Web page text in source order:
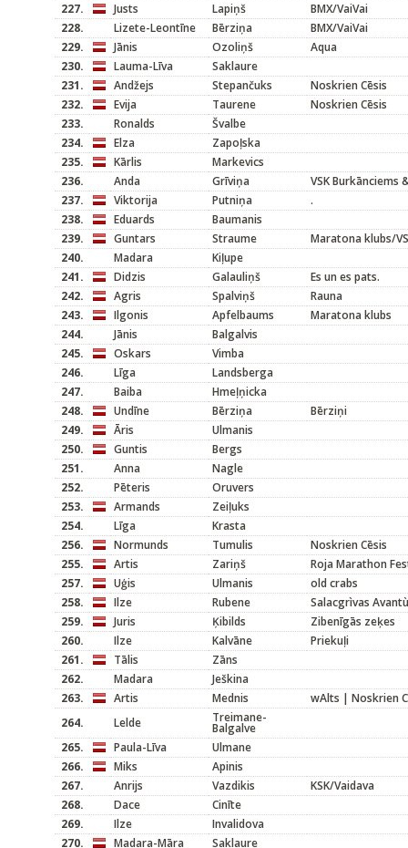
227.
Justs Lapiņš
BMX/VaiVai
228.
Lizete-Leontīne Bērziņa
BMX/VaiVai
229.
Jānis Ozoliņš
Aqua
230.
Lauma-Līva
Saklaure
231.
Andžejs Stepančuks
Noskrien Cēsis
232.
Evija Taurene
Noskrien Cēsis
233.
Ronalds
Švalbe
234.
Elza
Zapoļska
235.
Kārlis
Markevics
236.
Anda Grīviņa
VSK Burkānciems
237.
Viktorija Putniņa
.
238.
Eduards
Baumanis
239.
Guntars Straume
Maratona klubs/
240.
Madara
Kiļupe
241.
Didzis Galauliņš
Es un es pats.
242.
Agris Spalviņš
Rauna
243.
Ilgonis Apfelbaums
Maratona klubs
244.
Jānis
Balgalvis
245.
Oskars
Vimba
246.
Līga
Landsberga
247.
Baiba
Hmeļņicka
248.
Undīne Bērziņa
Bērziņi
249.
Āris
Ulmanis
250.
Guntis
Bergs
251.
Anna
Nagle
252.
Pēteris
Oruvers
253.
Armands
Zeiļuks
254.
Līga
Krasta
256.
Normunds Tumulis
Noskrien Cēsis
255.
Artis Zariņš
Roja Marathon
257.
Uģis Ulmanis
old crabs
258.
Ilze Rubene
Salacgrìvas
259.
Juris Ķibilds
Zibenīgās zeķes
260.
Ilze Kalvāne
Priekuļi
261.
Tālis
Zāns
262.
Madara
Ješkina
263.
Artis Mednis
wAlts | Noskrien
264.
Lelde Treimane-
Balgalve
265.
Paula-Līva
Ulmane
266.
Miks
Apinis
267.
Anrijs Vazdikis
KSK/Vaidava
268.
Dace
Cinīte
269.
Ilze
Invalidova
270.
Madara-Māra
Saklaure